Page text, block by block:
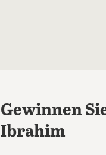
Gewinnen
Ibrahim